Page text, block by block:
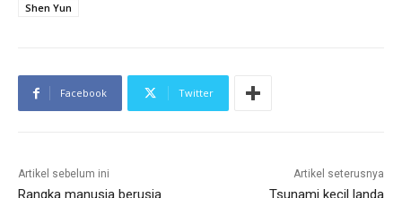
Shen Yun
Facebook Twitter
Artikel sebelum ini
Rangka manusia berusia
Artikel seterusnya
Tsunami kecil landa